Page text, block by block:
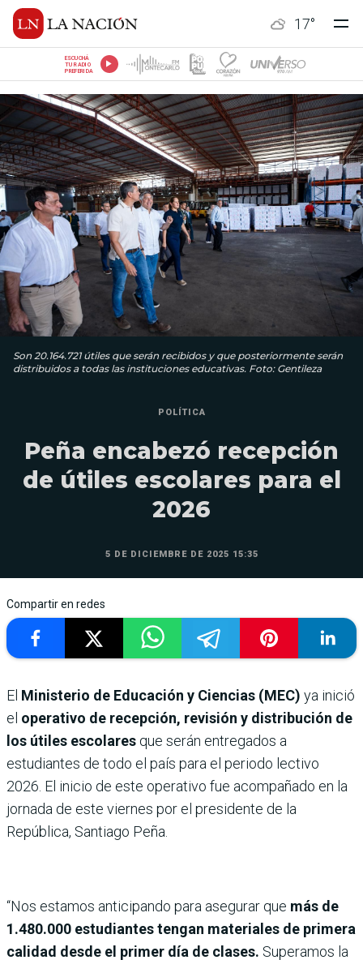
17°
ESCUCHÁ
TU RADIO
PREFERIDA
Son 20.164.721 útiles que serán recibidos y que posteriormente serán
distribuidos a todas las instituciones educativas. Foto: Gentileza
POLÍTICA
Peña encabezó recepción
de útiles escolares para el
2026
5 DE DICIEMBRE DE 2025 15:35
Compartir en redes
El Ministerio de Educación y Ciencias (MEC) ya inició
el operativo de recepción, revisión y distribución de
los útiles escolares que serán entregados a
estudiantes de todo el país para el periodo lectivo
2026. El inicio de este operativo fue acompañado en la
jornada de este viernes por el presidente de la
República, Santiago Peña.
“Nos estamos anticipando para asegurar que más de
1.480.000 estudiantes tengan materiales de primera
calidad desde el primer día de clases. Superamos la